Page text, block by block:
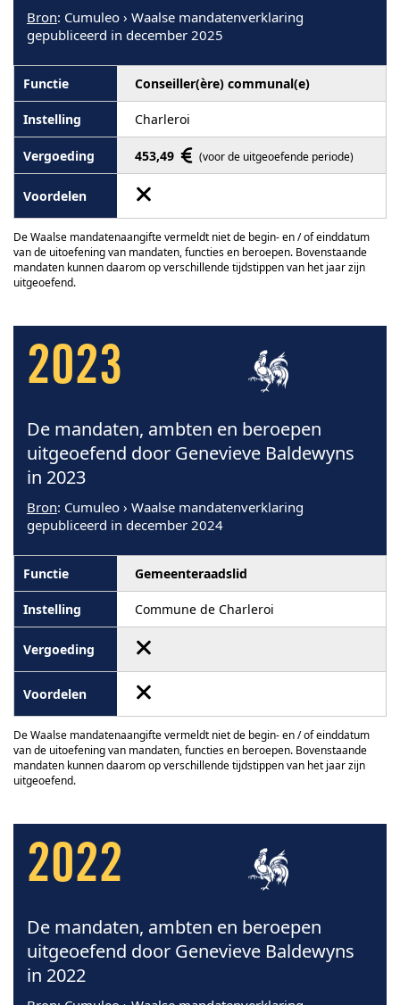
Bron: Cumuleo › Waalse mandatenverklaring
gepubliceerd in december 2025
Conseiller(ère) communal(e)
Charleroi
453,49 (voor de uitgeoefende periode)
De Waalse mandatenaangifte vermeldt niet de begin- en / of einddatum
van de uitoefening van mandaten, functies en beroepen. Bovenstaande
mandaten kunnen daarom op verschillende tijdstippen van het jaar zijn
uitgeoefend.
2023
De mandaten, ambten en beroepen
uitgeoefend door Genevieve Baldewyns
in 2023
Bron: Cumuleo › Waalse mandatenverklaring
gepubliceerd in december 2024
Gemeenteraadslid
Commune de Charleroi
De Waalse mandatenaangifte vermeldt niet de begin- en / of einddatum
van de uitoefening van mandaten, functies en beroepen. Bovenstaande
mandaten kunnen daarom op verschillende tijdstippen van het jaar zijn
uitgeoefend.
2022
De mandaten, ambten en beroepen
uitgeoefend door Genevieve Baldewyns
in 2022